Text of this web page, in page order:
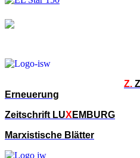
Z.
Erneuerung
Zeitschrift LUX EMBURG
Marxistische Blätter